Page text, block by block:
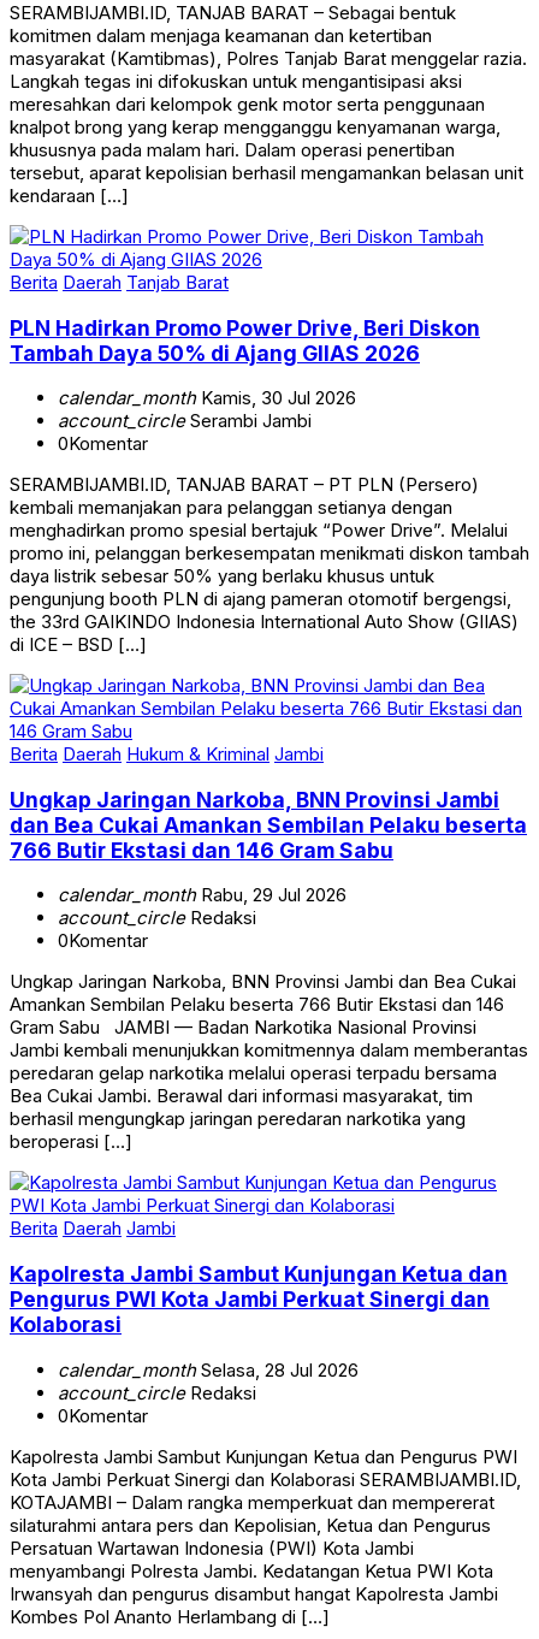
komitmen dalam menjaga keamanan dan ketertiban
masyarakat (Kamtibmas), Polres Tanjab Barat menggelar razia.
Langkah tegas ini difokuskan untuk mengantisipasi aksi
meresahkan dari kelompok genk motor serta penggunaan
knalpot brong yang kerap mengganggu kenyamanan warga,
khususnya pada malam hari. Dalam operasi penertiban
tersebut, aparat kepolisian berhasil mengamankan belasan unit
kendaraan […]
Berita Daerah Tanjab Barat
Tambah Daya 50% di Ajang GIIAS 2026
account_circleSerambi Jambi
0Komentar
kembali memanjakan para pelanggan setianya dengan
menghadirkan promo spesial bertajuk “Power Drive”. Melalui
promo ini, pelanggan berkesempatan menikmati diskon tambah
daya listrik sebesar 50% yang berlaku khusus untuk
pengunjung booth PLN di ajang pameran otomotif bergengsi,
the 33rd GAIKINDO Indonesia International Auto Show (GIIAS)
di ICE – BSD […]
Berita Daerah Hukum & Kriminal
dan Bea Cukai Amankan Sembilan Pelaku beserta
766 Butir Ekstasi dan 146 Gram Sabu
account_circleRedaksi
0Komentar
Amankan Sembilan Pelaku beserta 766 Butir Ekstasi dan 146
Gram Sabu JAMBI — Badan Narkotika Nasional Provinsi
Jambi kembali menunjukkan komitmennya dalam memberantas
peredaran gelap narkotika melalui operasi terpadu bersama
Bea Cukai Jambi. Berawal dari informasi masyarakat, tim
berhasil mengungkap jaringan peredaran narkotika yang
beroperasi […]
Berita Daerah Jambi
Pengurus PWI Kota Jambi Perkuat Sinergi dan
Kolaborasi
account_circleRedaksi
0Komentar
Kota Jambi Perkuat Sinergi dan Kolaborasi SERAMBIJAMBI.ID,
KOTAJAMBI – Dalam rangka memperkuat dan mempererat
silaturahmi antara pers dan Kepolisian, Ketua dan Pengurus
Persatuan Wartawan Indonesia (PWI) Kota Jambi
menyambangi Polresta Jambi. Kedatangan Ketua PWI Kota
Irwansyah dan pengurus disambut hangat Kapolresta Jambi
Kombes Pol Ananto Herlambang di […]